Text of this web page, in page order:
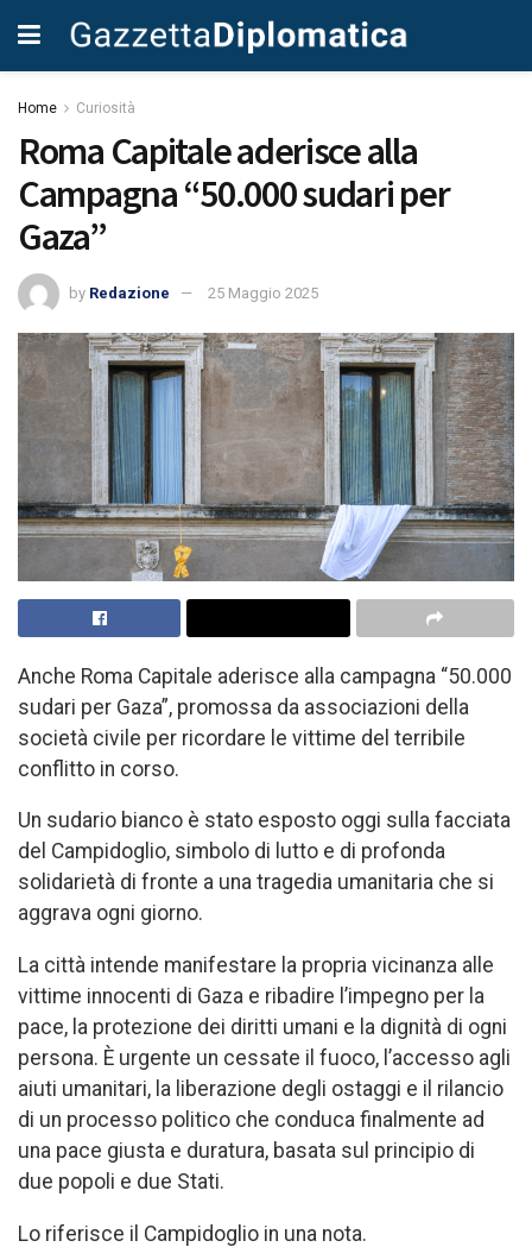
Home Curiosità
Roma Capitale aderisce alla
Campagna “50.000 sudari per
Gaza”
by Redazione 25 Maggio 2025
Anche Roma Capitale aderisce alla campagna “50.000
sudari per Gaza”, promossa da associazioni della
società civile per ricordare le vittime del terribile
conflitto in corso.
Un sudario bianco è stato esposto oggi sulla facciata
del Campidoglio, simbolo di lutto e di profonda
solidarietà di fronte a una tragedia umanitaria che si
aggrava ogni giorno.
La città intende manifestare la propria vicinanza alle
vittime innocenti di Gaza e ribadire l’impegno per la
pace, la protezione dei diritti umani e la dignità di ogni
persona. È urgente un cessate il fuoco, l’accesso agli
aiuti umanitari, la liberazione degli ostaggi e il rilancio
di un processo politico che conduca finalmente ad
una pace giusta e duratura, basata sul principio di
due popoli e due Stati.
Lo riferisce il Campidoglio in una nota.